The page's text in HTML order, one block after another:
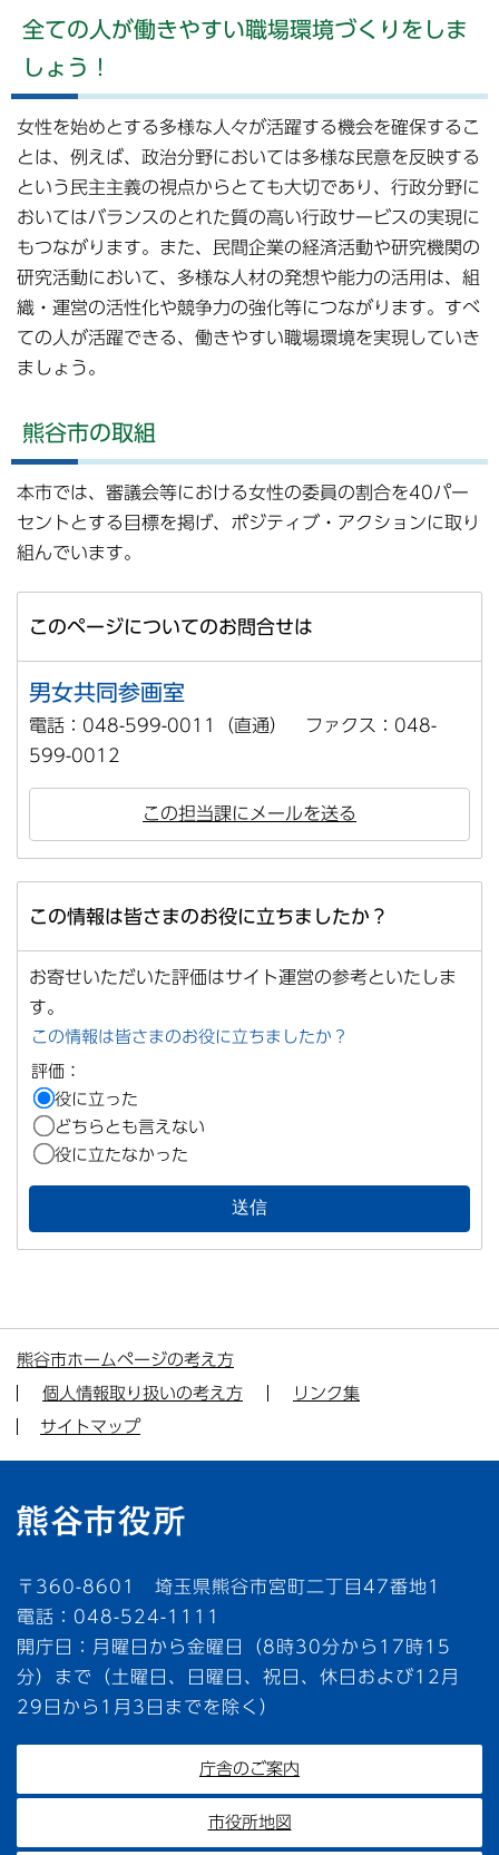
全ての人が働きやすい職場環境づくりをしま
しょう！
女性を始めとする多様な人々が活躍する機会を確保するこ
とは、例えば、政治分野においては多様な民意を反映する
という民主主義の視点からとても大切であり、行政分野に
おいてはバランスのとれた質の高い行政サービスの実現に
もつながります。また、民間企業の経済活動や研究機関の
研究活動において、多様な人材の発想や能力の活用は、組
織・運営の活性化や競争力の強化等につながります。すべ
ての人が活躍できる、働きやすい職場環境を実現していき
ましょう。
熊谷市の取組
本市では、審議会等における女性の委員の割合を40パー
セントとする目標を掲げ、ポジティブ・アクションに取り
組んでいます。
このページについてのお問合せは
男女共同参画室
電話：048-599-0011（直通） ファクス：048-
599-0012
この担当課にメールを送る
この情報は皆さまのお役に立ちましたか？
お寄せいただいた評価はサイト運営の参考といたしま
す。
この情報は皆さまのお役に立ちましたか？
評価：
役に立った
どちらとも言えない
役に立たなかった
熊谷市ホームページの考え方
個人情報取り扱いの考え方
リンク集
サイトマップ
〒360-8601 埼玉県熊谷市宮町二丁目47番地1
電話：048-524-1111
開庁日：月曜日から金曜日（8時30分から17時15
分）まで（土曜日、日曜日、祝日、休日および12月
29日から1月3日までを除く）
庁舎のご案内
市役所地図